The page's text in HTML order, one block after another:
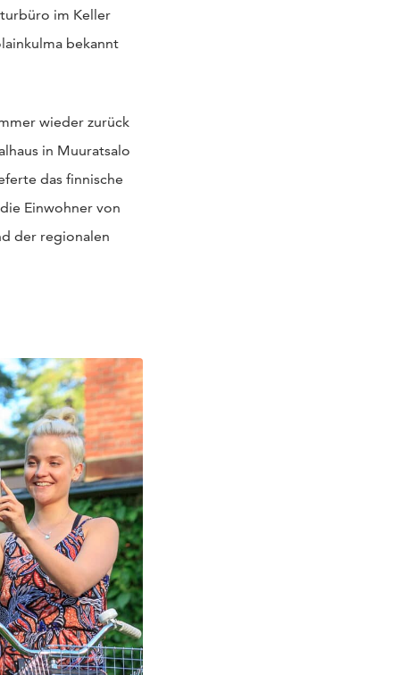
im Keller
bekannt
wieder zurück
in Muuratsalo
das finnische
Einwohner von
der regionalen